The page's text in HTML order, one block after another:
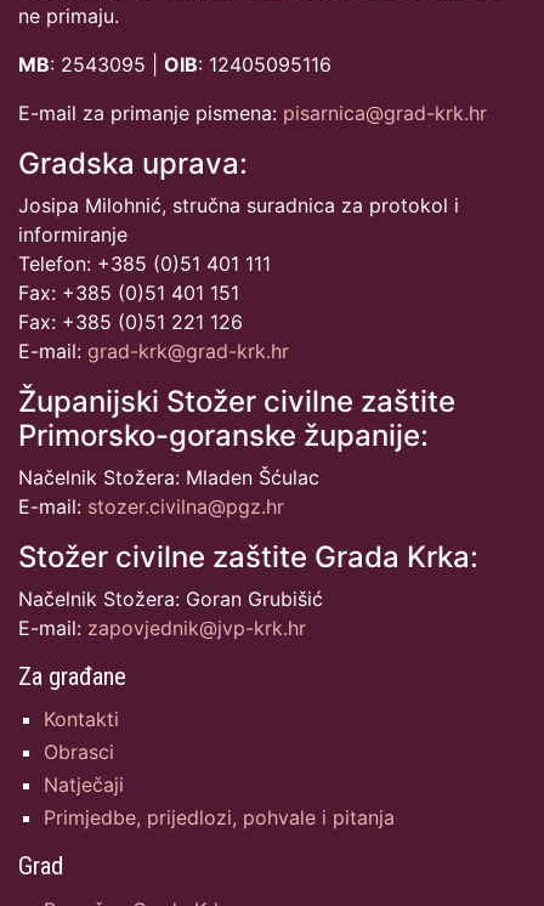
ne primaju.
MB: 2543095 | OIB: 12405095116
E-mail za primanje pismena: pisarnica@grad-krk.hr
Gradska uprava:
Josipa Milohnić, stručna suradnica za protokol i
informiranje
Telefon: +385 (0)51 401 111
Fax: +385 (0)51 401 151
Fax: +385 (0)51 221 126
E-mail: grad-krk@grad-krk.hr
Županijski Stožer civilne zaštite
Primorsko-goranske županije:
Načelnik Stožera: Mladen Šćulac
E-mail: stozer.civilna@pgz.hr
Stožer civilne zaštite Grada Krka:
Načelnik Stožera: Goran Grubišić
E-mail: zapovjednik@jvp-krk.hr
Za građane
Kontakti
Obrasci
Natječaji
Primjedbe, prijedlozi, pohvale i pitanja
Grad